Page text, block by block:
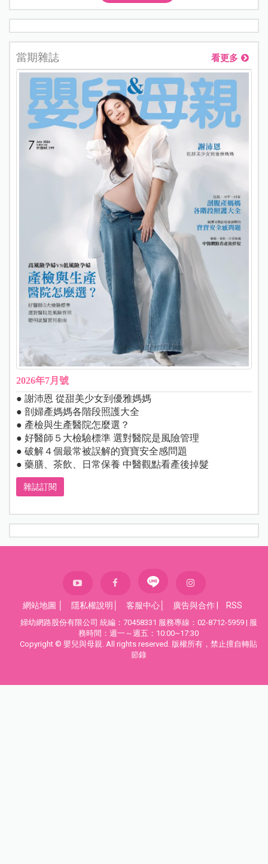
當期雜誌 看更多
2026年7月號
● 謝沛恩 從甜美少女到優雅媽媽
● 剖婦產媽媽各階段照護大全
● 產檢與生產醫院怎麼選？
● 好醫師５大檢驗標準 選對醫院是風險管理
● 破解４個最常被誤解的寶寶安全感問題
● 藥膳、茶飲、日常保養 中醫觀點看產後掉髮
雜誌訂閱
網站地圖 隱私權說明 客服中心 廣告與合作 RSS
婦幼網路股份有限公司 統編：70458331 服務專線：02-8712-5959 | 服
務時間：週一～週五：10:00~17:30
Copyright © 嬰兒與母親. All rights reserved. 版權所有，禁止擅自轉貼
節錄